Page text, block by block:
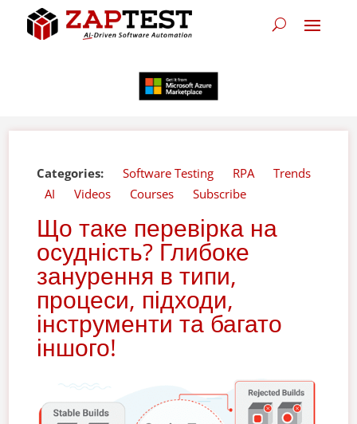
Categories: Software Testing RPA
Trends
AI
Videos Courses Subscribe
Що таке перевірка на
осудність? Глибоке
занурення в типи,
процеси, підходи,
інструменти та багато
іншого!